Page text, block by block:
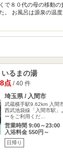
で８０代の母の移動
。 お風呂は源泉の温
るまの湯
点/ 40 件
埼玉県 / 入間市
武蔵横手駅9.62km 入間
西武池袋線「入間市駅」
ーをご利用くだ…
営業時間 9:00～23:00
入浴料金 550円～
日帰り